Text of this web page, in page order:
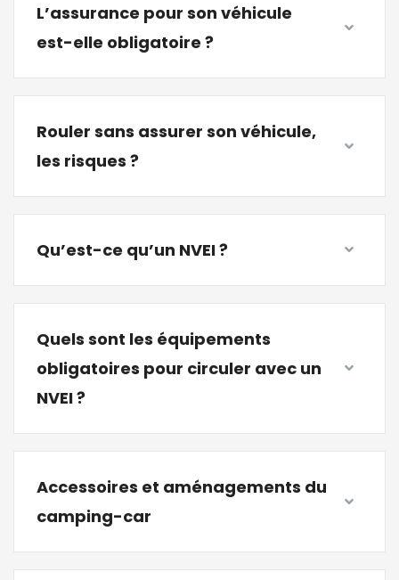
L’assurance pour son véhicule
est-elle obligatoire ?
Rouler sans assurer son véhicule,
les risques ?
Qu’est-ce qu’un NVEI ?
Quels sont les équipements
obligatoires pour circuler avec un
NVEI ?
Accessoires et aménagements du
camping-car